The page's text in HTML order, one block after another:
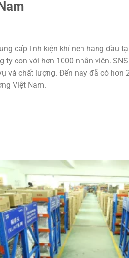
cấp linh kiện khí nén hàng đầu
ty con với hơn 1000 nhân viên.
và chất lượng. Đến nay đã có hơn
Việt Nam.